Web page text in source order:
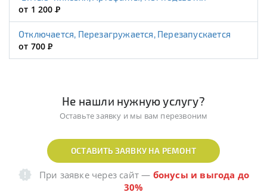
от 1 200Р
Отключается, Перезагружается, Перезапускается
от 700Р
Не нашли нужную услугу?
Оставьте заявку и мы вам перезвоним
ОСТАВИТЬ ЗАЯВКУ НА РЕМОНТ
При заявке через сайт— бонусы и выгода до
30%